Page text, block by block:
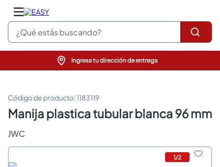
¿Qué estás buscando?
Ingresa tu dirección de entrega
:1183119
manija plastica tubular blanca 96 mm
JWC
1/2
pinturas
sanitarios
comedor
pisos
comedores
armarios closet